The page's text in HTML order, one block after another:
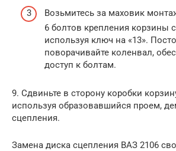
Возьмитесь за маховик
6 болтов крепления корзины
используя ключ на «13».
поворачивайте коленвал,
доступ к болтам.
9. Сдвиньте в сторону коробки
используя образовавшийся проем,
сцепления.
Замена диска сцепления ВАЗ 2106